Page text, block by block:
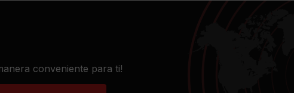
conveniente para ti!